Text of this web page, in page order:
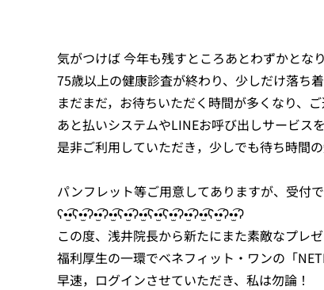
気がつけば 今年も残すところあとわずかとな
75歳以上の健康診査が終わり、少しだけ落ち
まだまだ，お待ちいただく時間が多くなり、
あと払いシステムやLINEお呼び出しサービスを
是非ご利用していただき，少しでも待ち時間
パンフレット等ご用意してありますが、受付
ʕ•̫͡•ʕ•̫͡•ʔ•̫͡•ʔ•̫͡•ʕ•̫͡•ʔ•̫͡•ʕ•̫͡•ʕ•̫͡•ʔ•̫͡•ʔ•̫͡•ʕ•̫͡•ʔ•̫͡•ʔ
この度、浅井院長から新たにまた素敵なプレ
福利厚生の一環でベネフィット・ワンの「
早速，ログインさせていただき、私は勿論！